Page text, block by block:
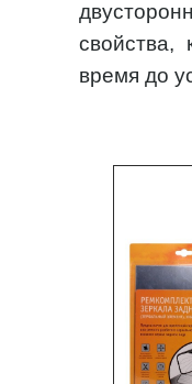
свойства,
время до